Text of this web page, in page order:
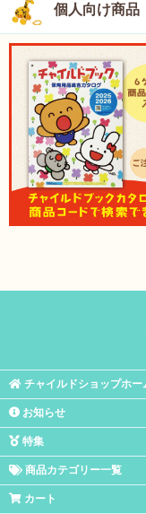
個人向け商品
チャイルドショップホー
お知らせ
特集
商品カテゴリー一覧
カート